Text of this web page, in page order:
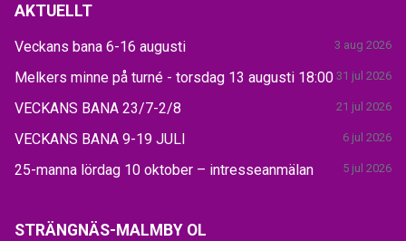
AKTUELLT
Veckans bana 6-16 augusti 3 aug 2026
Melkers minne på turné - torsdag 13 augusti 18:00 31 jul 2026
VECKANS BANA 23/7-2/8 21 jul 2026
VECKANS BANA 9-19 JULI 6 jul 2026
25-manna lördag 10 oktober – intresseanmälan 5 jul 2026
STRÄNGNÄS-MALMBY OL